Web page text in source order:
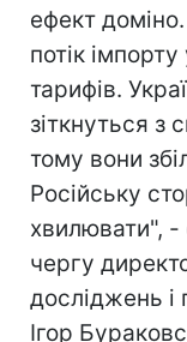
ефект
потік
тарифів.
зіткнуться з
тому вони
Російську
хвилювати", -
чергу
досліджень і
Ігор